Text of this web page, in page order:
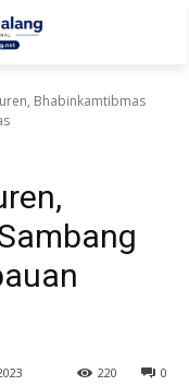
Bhabinkamtibmas
0
220